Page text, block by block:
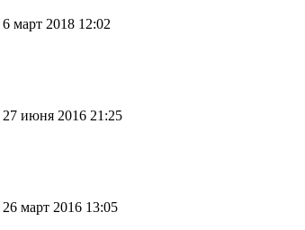
6 март 2018 12:02
27 июня 2016 21:25
26 март 2016 13:05